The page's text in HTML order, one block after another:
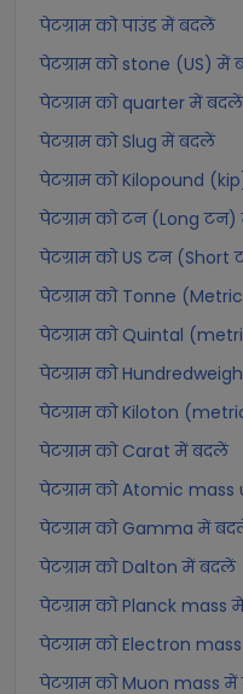
पेटग्राम को पाउंड में बदलें
पेटग्राम को stone (US) में
पेटग्राम को quarter में बदलें
पेटग्राम को Slug में बदलें
पेटग्राम को Kilopound
पेटग्राम को टन (Long
पेटग्राम को US टन
पेटग्राम को Tonne
पेटग्राम को Quintal
पेटग्राम को
पेटग्राम को Kiloton
पेटग्राम को Carat में बदलें
पेटग्राम को Atomic
पेटग्राम को Gamma में
पेटग्राम को Dalton में बदलें
पेटग्राम को Planck mass
पेटग्राम को Electron
पेटग्राम को Muon mass